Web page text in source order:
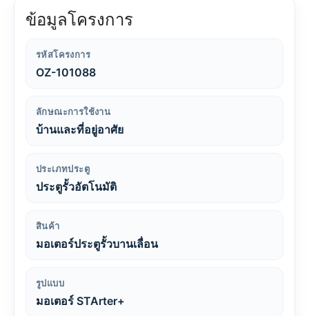
ข้อมูลโครงการ
รหัสโครงการ
OZ-101088
ลักษณะการใช้งาน
บ้านและที่อยู่อาศัย
ประเภทประตู
ประตูรั้วอัตโนมัติ
สินค้า
มอเตอร์ประตูรั้วบานเลื่อน
รูปแบบ
มอเตอร์ STArter+